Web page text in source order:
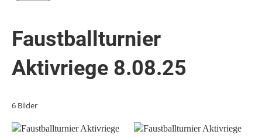
Faustballturnier
Aktivriege 8.08.25
6 Bilder